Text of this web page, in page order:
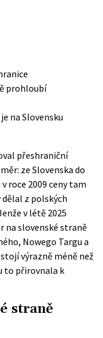
prohloubí
na Slovensku
přeshraniční
ze Slovenska do
roce 2009 ceny tam
z polských
v létě 2025
na slovenské straně
Nowego Targu a
výrazně méně než
to přirovnala k
straně